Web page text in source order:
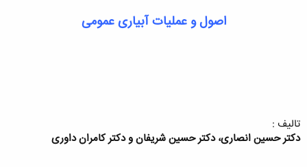
اصول و عملیات آبیاری عمومی
تالیف :
دكتر حسین انصاری، دکتر حسین شریفان و دکتر کامران داوری